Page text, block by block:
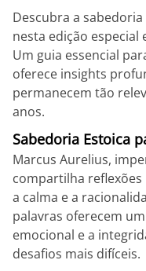
Descubra a
nesta edição especial
Um guia essencial
oferece insights
permanecem tão
anos.
Sabedoria Estoica
Marcus Aurelius,
compartilha
a calma e a
palavras oferecem
emocional e a
desafios mais difíceis.